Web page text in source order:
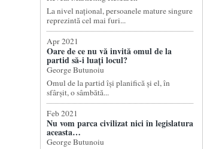
La nivel național, persoanele mature singure
reprezintă cel mai furi...
Apr 2021
Oare de ce nu vă invită omul de la
partid să-i luați locul?
George Butunoiu
Omul de la partid își planifică și el, în
sfârșit, o sâmbătă...
Feb 2021
Nu vom parca civilizat nici în legislatura
aceasta…
George Butunoiu